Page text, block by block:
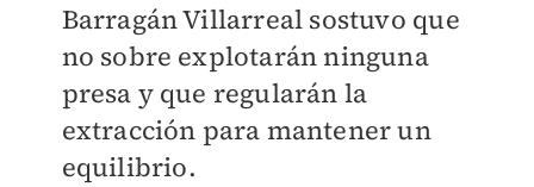
Barragán Villarreal sostuvo que
no sobre explotarán ninguna
presa y que regularán la
extracción para mantener un
equilibrio.